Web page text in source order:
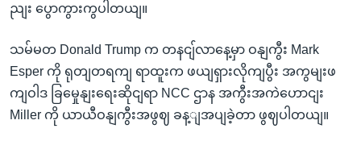
ညျး ပွောကွားကွပါတယျ။
သမ်မတ Donald Trump က တနငျ်လာနေ့မှာ ဝနျကွီး Mark
Esper ကို ရုတျတရကျ ရာထူးက ဖယျရှားလိုကျပွီး အကွမျးဖ
ကျဝါဒ ခြမှေုနျးရေးဆိုငျရာ NCC ဌာန အကွီးအကဲဟောငျး
Miller ကို ယာယီဝနျကွီးအဖွဈ ခန့ျအပျခဲ့တာ ဖွဈပါတယျ။